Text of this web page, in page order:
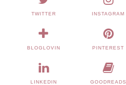
TWITTER INSTAGRAM
BLOGLOVIN PINTEREST
LINKEDIN GOODREADS